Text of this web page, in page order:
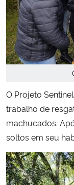
O Projeto
trabalho de
machucados.
soltos em seu